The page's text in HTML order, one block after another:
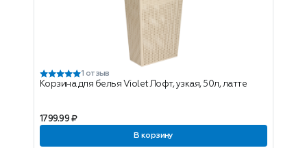
1 отзыв
Корзина для белья Violet Лофт, узкая, 50л, латте
1799.99 ₽
В корзину